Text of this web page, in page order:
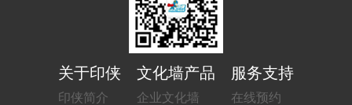
关于印侠
印侠简介
文化墙产品
企业文化墙
服务支持
在线预约